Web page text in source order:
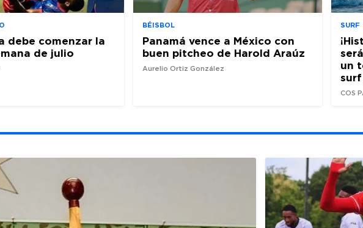
debe comenzar la
de julio
BÉISBOL
Panamá vence a México con
buen pitcheo de Harold Araúz
Aurelio Ortiz González
SURF
un
surf
COS